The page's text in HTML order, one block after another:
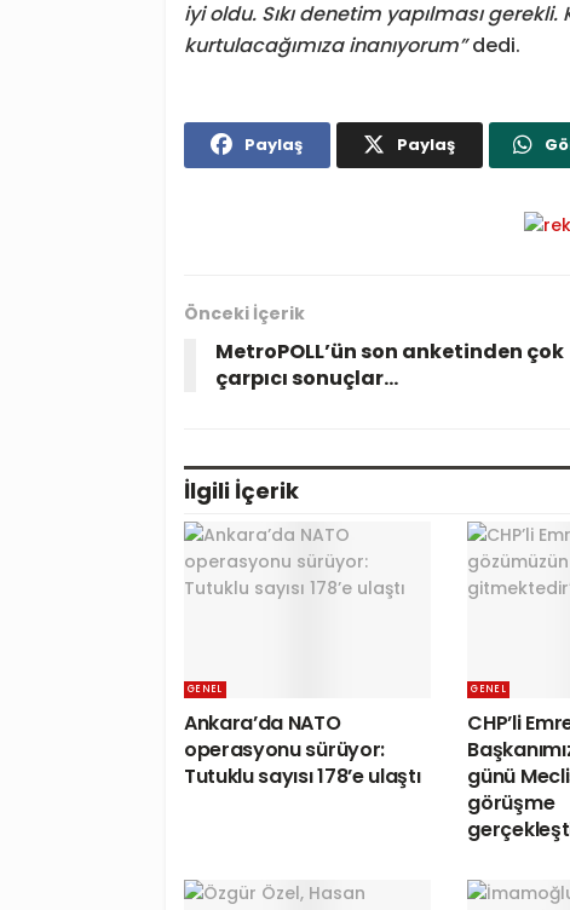
iyi oldu. Sıkı denetim yapılması
kurtulacağımıza inanıyorum”dedi.
Paylaş Paylaş
Önceki İçerik
MetroPOLL’ün son anketinden çok
çarpıcı sonuçlar…
İlgili İçerik
GENEL
Ankara’da NATO
operasyonu sürüyor:
Tutuklu sayısı 178’e ulaştı
GENEL
CHP’li
günü
görüşme